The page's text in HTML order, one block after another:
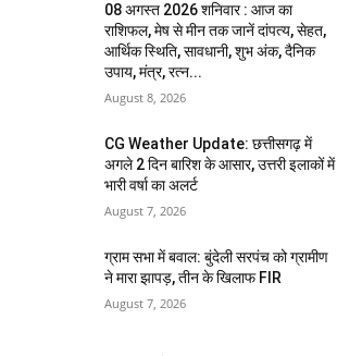
08 अगस्त 2026 शनिवार : आज का
राशिफल, मेष से मीन तक जानें दांपत्य, सेहत,
आर्थिक स्थिति, सावधानी, शुभ अंक, दैनिक
उपाय, मंत्र, रत्न...
August 8, 2026
CG Weather Update: छत्तीसगढ़ में
अगले 2 दिन बारिश के आसार, उत्तरी इलाकों में
भारी वर्षा का अलर्ट
August 7, 2026
ग्राम सभा में बवाल: बुंदेली सरपंच को ग्रामीण
ने मारा झापड़, तीन के खिलाफ FIR
August 7, 2026